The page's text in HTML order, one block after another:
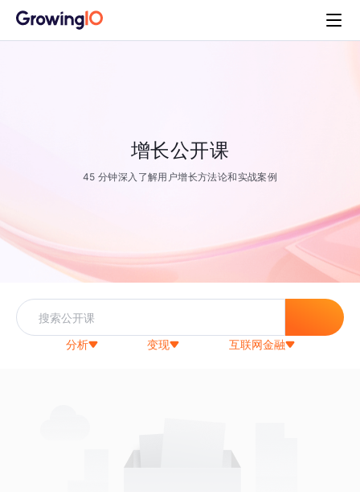
增长公开课
45 分钟深入了解用户增长方法论和实战案例
分析 变现 互联网金融